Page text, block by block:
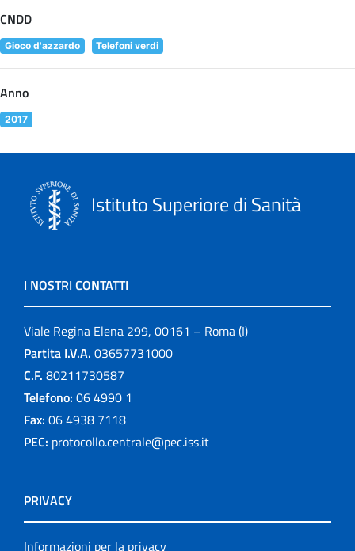
CNDD
Gioco d'azzardo Telefoni verdi
Anno
2017
Istituto Superiore di Sanità
I NOSTRI CONTATTI
Viale Regina Elena 299, 00161 – Roma (I)
Partita I.V.A. 03657731000
C.F. 80211730587
Telefono: 06 4990 1
Fax: 06 4938 7118
PEC: protocollo.centrale@pec.iss.it
PRIVACY
Informazioni per la privacy